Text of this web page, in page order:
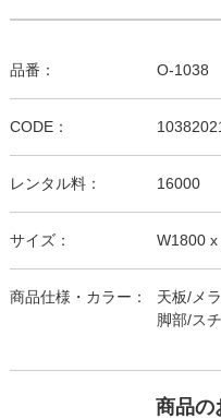
品番： O-1038
CODE：
レンタル料： 16000
サイズ： W1800
商品仕様・カラー：
天板/メ
脚部/ス
商品の